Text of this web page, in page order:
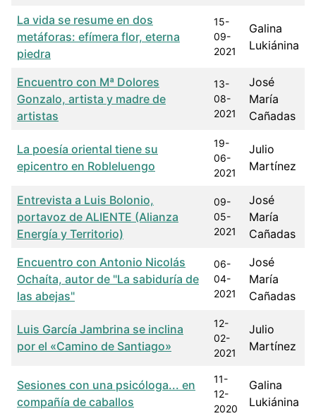
La vida se resume en dos
metáforas: efímera flor, eterna
piedra
15-
09-
2021
Galina
Lukiánina
Encuentro con Mª Dolores
Gonzalo, artista y madre de
artistas
13-
08-
2021
José
María
Cañadas
La poesía oriental tiene su
epicentro en Robleluengo
19-
06-
2021
Julio
Martínez
Entrevista a Luis Bolonio,
portavoz de ALIENTE (Alianza
Energía y Territorio)
09-
05-
2021
José
María
Cañadas
Encuentro con Antonio Nicolás
Ochaíta, autor de "La sabiduría de
las abejas"
06-
04-
2021
José
María
Cañadas
Luis García Jambrina se inclina
por el «Camino de Santiago»
12-
02-
2021
Julio
Martínez
Sesiones con una psicóloga... en
compañía de caballos
11-
12-
2020
Galina
Lukiánina